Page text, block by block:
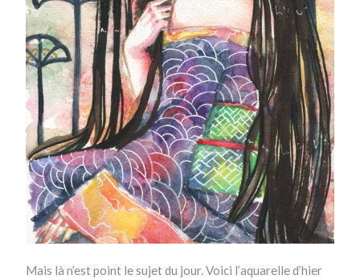
Mais là n’est point le sujet du jour. Voici l’aquarelle d’hier